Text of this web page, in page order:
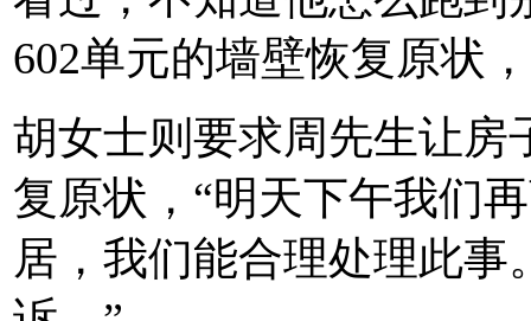
602单元的墙壁恢复原状
胡女士则要求周先生让房
复原状，“明天下午我们
居，我们能合理处理此